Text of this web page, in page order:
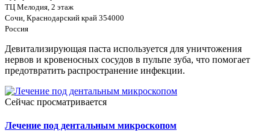
ТЦ Мелодия, 2 этаж
Сочи, Краснодарский край 354000
Россия
Девитализирующая паста используется для уничтожения
нервов и кровеносных сосудов в пульпе зуба, что помогает
предотвратить распространение инфекции.
Сейчас просматривается
Лечение под дентальным микроскопом